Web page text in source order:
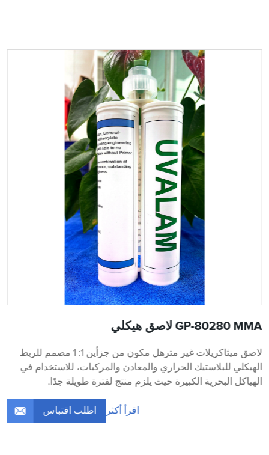
GP-80280 MMA لاصق هيكلي
لاصق ميثاكريلات غير مترهل مكون من جزأين 1: 1 مصمم للربط
الهيكلي للبلاستيك الحراري والمعادن والمركبات، للاستخدام في
الهياكل البحرية الكبيرة حيث يلزم منتج لفترة طويلة جدًا.
اقرأ أكثر اطلب اقتباس